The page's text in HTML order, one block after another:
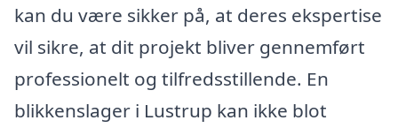
kan du være sikker på, at deres ekspertise
vil sikre, at dit projekt bliver gennemført
professionelt og tilfredsstillende. En
blikkenslager i Lustrup kan ikke blot